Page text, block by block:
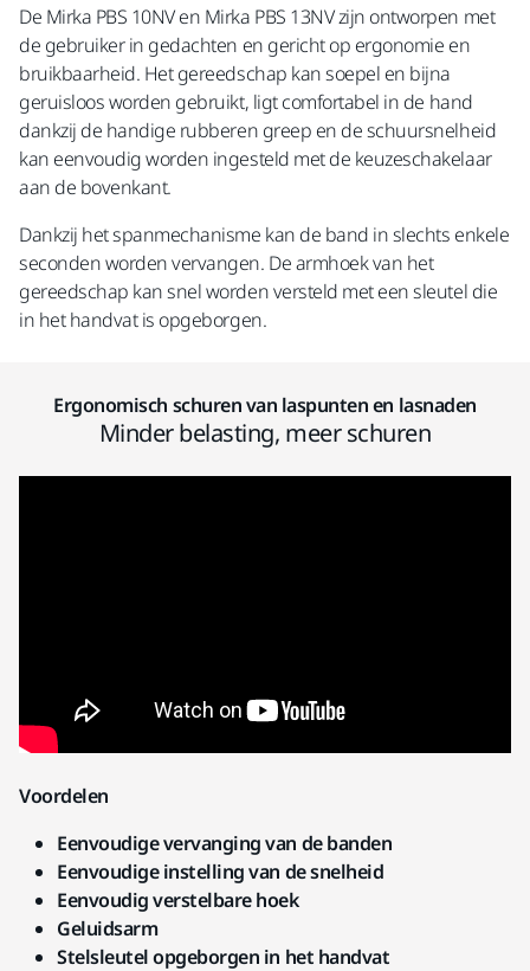
De Mirka PBS 10NV en Mirka PBS 13NV zijn ontworpen met
de gebruiker in gedachten en gericht op ergonomie en
bruikbaarheid. Het gereedschap kan soepel en bijna
geruisloos worden gebruikt, ligt comfortabel in de hand
dankzij de handige rubberen greep en de schuursnelheid
kan eenvoudig worden ingesteld met de keuzeschakelaar
aan de bovenkant.
Dankzij het spanmechanisme kan de band in slechts enkele
seconden worden vervangen. De armhoek van het
gereedschap kan snel worden versteld met een sleutel die
in het handvat is opgeborgen.
Ergonomisch schuren van laspunten en lasnaden
Minder belasting, meer schuren
Voordelen
Eenvoudige vervanging van de banden
Eenvoudige instelling van de snelheid
Eenvoudig verstelbare hoek
Geluidsarm
Stelsleutel opgeborgen in het handvat